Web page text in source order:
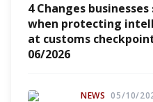
4 Changes
when protecting
at customs
06/2026
NEWS 05/10/